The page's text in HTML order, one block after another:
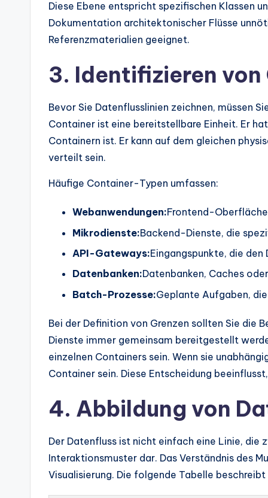
Diese Ebene entspricht spezifischen Klassen
Dokumentation architektonischer Flüsse
Referenzmaterialien geeignet.
3. Identifizieren
Bevor Sie Datenflusslinien zeichnen, müssen
Container ist eine bereitstellbare Einheit. Er
Containern ist. Er kann auf dem gleichen
verteilt sein.
Häufige Container-Typen umfassen:
Webanwendungen:Frontend-
Mikrodienste:Backend-Dienste, die
API-Gateways:Eingangspunkte, die
Datenbanken:Datenbanken, Caches
Batch-Prozesse:Geplante Aufgaben,
Bei der Definition von Grenzen sollten Sie die
Dienste immer gemeinsam bereitgestellt
einzelnen Containers sein. Wenn sie
Container sein. Diese Entscheidung
4. Abbildung von
Der Datenfluss ist nicht einfach eine Linie,
Interaktionsmuster dar. Das Verständnis des
Visualisierung. Die folgende Tabelle